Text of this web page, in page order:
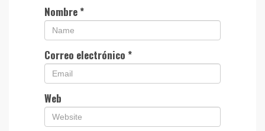
Nombre*
Correo electrónico *
Web